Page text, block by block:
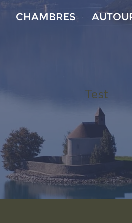
CHAMBRES
Test